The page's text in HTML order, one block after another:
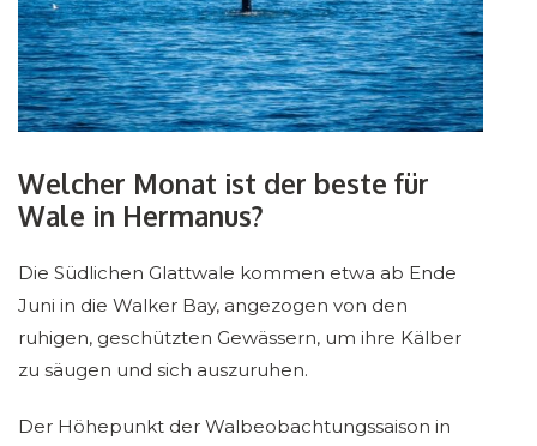
Welcher Monat ist der beste für
Wale in Hermanus?
Die Südlichen Glattwale kommen etwa ab Ende
Juni in die Walker Bay, angezogen von den
ruhigen, geschützten Gewässern, um ihre Kälber
zu säugen und sich auszuruhen.
Der Höhepunkt der Walbeobachtungssaison in